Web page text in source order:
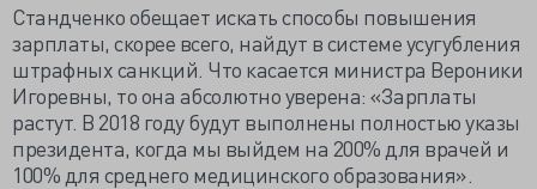
Стандченко обещает искать способы повышения
зарплаты, скорее всего, найдут в системе усугубления
штрафных санкций. Что касается министра Вероники
Игоревны, то она абсолютно уверена: «Зарплаты
растут. В 2018 году будут выполнены полностью указы
президента, когда мы выйдем на 200% для врачей и
100% для среднего медицинского образования».